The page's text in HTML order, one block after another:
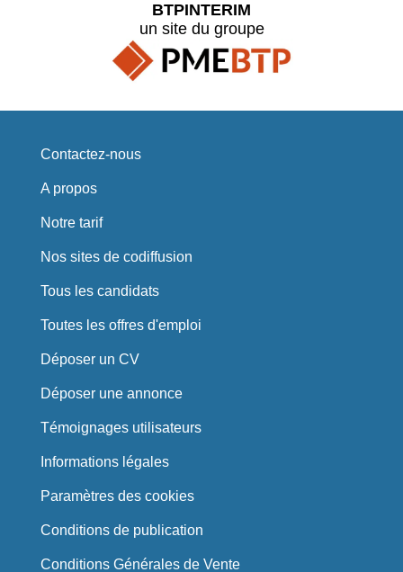
BTPINTERIM
un site du groupe
Contactez-nous
A propos
Notre tarif
Nos sites de codiffusion
Tous les candidats
Toutes les offres d'emploi
Déposer un CV
Déposer une annonce
Témoignages utilisateurs
Informations légales
Paramètres des cookies
Conditions de publication
Conditions Générales de Vente